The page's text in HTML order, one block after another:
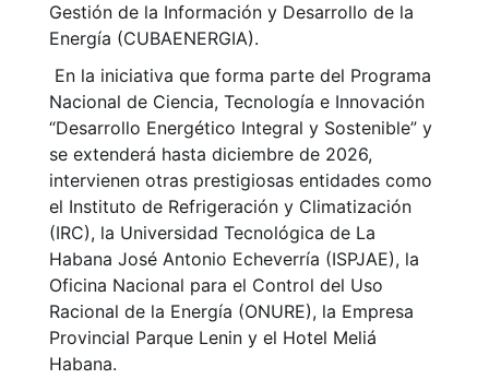
Gestión de la Información y Desarrollo de la
Energía (CUBAENERGIA).
En la iniciativa que forma parte del Programa
Nacional de Ciencia, Tecnología e Innovación
“Desarrollo Energético Integral y Sostenible” y
se extenderá hasta diciembre de 2026,
intervienen otras prestigiosas entidades como
el Instituto de Refrigeración y Climatización
(IRC), la Universidad Tecnológica de La
Habana José Antonio Echeverría (ISPJAE), la
Oficina Nacional para el Control del Uso
Racional de la Energía (ONURE), la Empresa
Provincial Parque Lenin y el Hotel Meliá
Habana.